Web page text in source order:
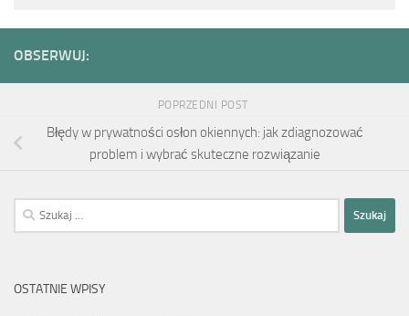
OBSERWUJ:
POPRZEDNI POST
Błędy w prywatności osłon okiennych: jak zdiagnozować
problem i wybrać skuteczne rozwiązanie
Szukaj:
OSTATNIE WPISY